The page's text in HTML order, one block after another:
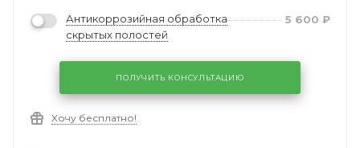
Антикоррозийная обработка
скрытых полостей
5 600 ₽
ПОЛУЧИТЬ КОНСУЛЬТАЦИЮ
Хочу бесплатно!